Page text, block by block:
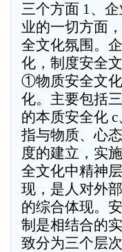
三个方面 1、
业的一切方面
全文化氛围。
化，制度安全
①物质安全文
化。主要包括
的本质安全化
指与物质、心
度的建立，实
全文化中精神
现，是人对外
的综合体现。
制是相结合的
致分为三个层